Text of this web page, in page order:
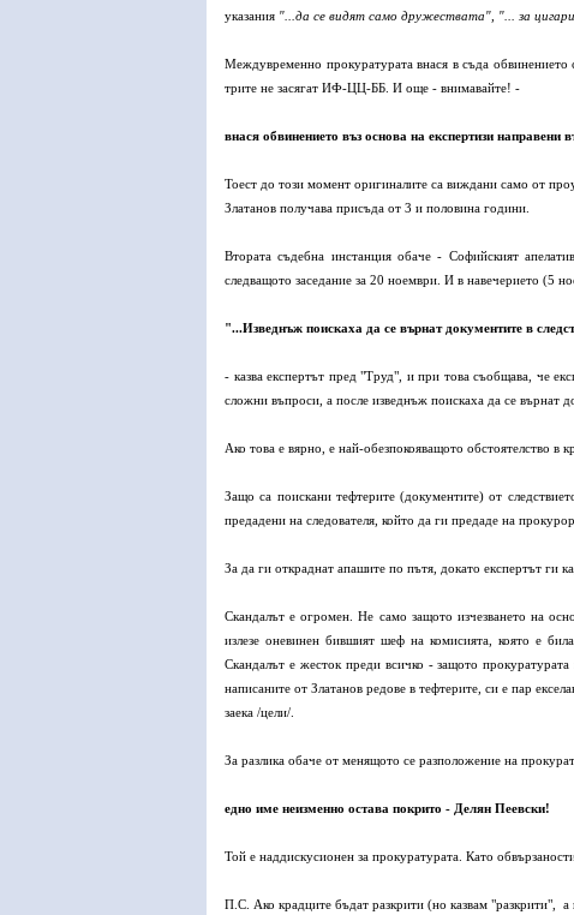
указания "...да се видят само дружествата", "... за
Междувременно прокуратурата внася в съда обвинението
трите не засягат ИФ-ЦЦ-ББ. И още - внимавайте! -
внася обвинението въз основа на експертизи направени
Тоест до този момент оригиналите са виждани само от
Златанов получава присъда от 3 и половина години.
Втората съдебна инстанция обаче - Софийският
следващото заседание за 20 ноември. И в навечерието (5
"...Изведнъж поискаха да се върнат документите в
- казва експертът пред "Труд", и при това съобщава, че
сложни въпроси, а после изведнъж поискаха да се върнат
Ако това е вярно, е най-обезпокояващото обстоятелство в
Защо са поискани тефтерите (документите) от
предадени на следователя, който да ги предаде на
За да ги откраднат апашите по пътя, докато експертът ги
Скандалът е огромен. Не само защото изчезването на
излезе оневинен бившият шеф на комисията, която е
Скандалът е жесток преди всичко - защото
написаните от Златанов редове в тефтерите, си е пар
заека /цели/.
За разлика обаче от менящото се разположение на
едно име неизменно остава покрито - Делян Пеевски!
Той е наддискусионен за прокуратурата. Като
П.С. Ако крадците бъдат разкрити (но казвам "разкрити",